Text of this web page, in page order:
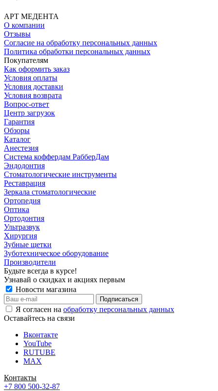
АРТ МЕДЕНТА
О компании
Отзывы
Согласие на обработку персональных данных
Политика обработки персональных данных
Покупателям
Как оформить заказ
Условия оплаты
Условия доставки
Условия возврата
Вопрос-ответ
Центр загрузок
Гарантия
Обзоры
Каталог
Анестезия
Система коффердам РабберДам
Эндодонтия
Стоматологические инструменты
Реставрация
Зеркала стоматологические
Ортопедия
Оптика
Ортодонтия
Ультразвук
Хирургия
Зубные щетки
Зуботехническое оборудование
Производители
Будьте всегда в курсе!
Узнавай о скидках и акциях первым
Новости магазина
Я согласен на обработку персональных данных
Оставайтесь на связи
Вконтакте
YouTube
RUTUBE
MAX
Контакты
+7 800 500-32-87